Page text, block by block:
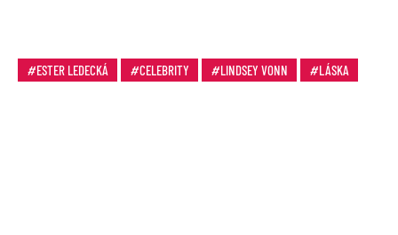
ESTER LEDECKÁ CELEBRITY LINDSEY VONN LÁSKA